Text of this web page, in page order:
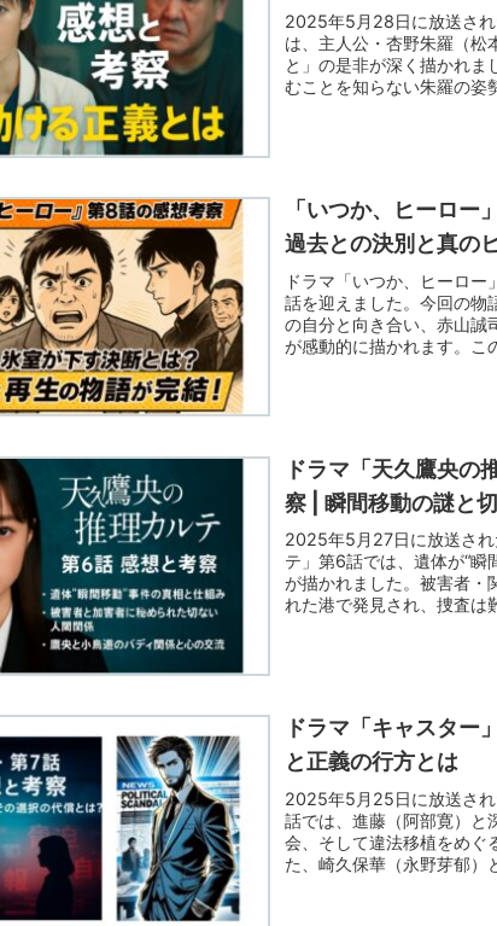
2025年5月28日に放送さ
は、主人公・杏野朱羅（松
と」の是非が深く描かれま
むことを知らない朱羅の姿
「いつか、ヒーロー
過去との決別と真の
ドラマ「いつか、ヒーロ
話を迎えました。今回の物
の自分と向き合い、赤山誠
が感動的に描かれます。こ
ドラマ「天久鷹央の
察 | 瞬間移動の謎と
2025年5月27日に放送さ
テ」第6話では、遺体が“瞬
が描かれました。被害者・
れた港で発見され、捜査は
ドラマ「キャスター
と正義の行方とは
2025年5月25日に放送さ
話では、進藤（阿部寛）と
会、そして違法移植をめぐ
た、崎久保華（永野芽郁）